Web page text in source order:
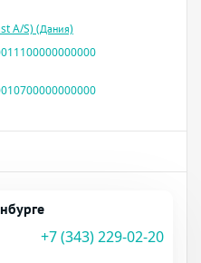
A/S) (Дания)
+7 (343) 229-02-20